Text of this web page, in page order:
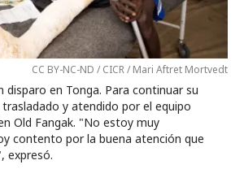
CC BY-NC-ND / CICR / Mari Aftret Mortvedt
disparo en Tonga. Para continuar su
y atendido por el equipo
Old Fangak. "No estoy muy
contento por la buena atención que
expresó.